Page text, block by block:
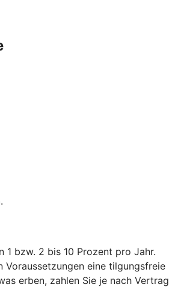
1 bzw. 2 bis 10 Prozent pro Jahr.
eine tilgungsfreie
erben, zahlen Sie je nach